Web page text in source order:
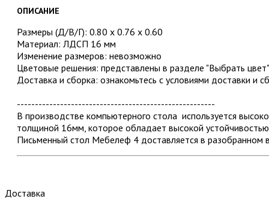
ОПИСАНИЕ
Размеры (Д/В/Г): 0.80 х 0.76 х 0.60
Материал: ЛДСП 16 мм
Изменение размеров: невозможно
Цветовые решения: представлены в разделе "Выбрать цвет"
Доставка и сборка: ознакомьтесь с условиями доставки и
-------------------------------------------------------
В производстве компьютерного стола используется
толщиной 16мм, которое обладает высокой
Письменный стол Мебелеф 4 доставляется в разобранном
Доставка